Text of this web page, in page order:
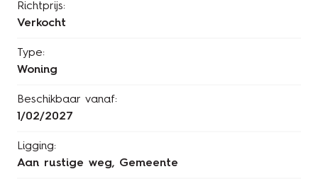
Richtprijs:
Verkocht
Type:
Woning
Beschikbaar vanaf:
1/02/2027
Ligging:
Aan rustige weg, Gemeente